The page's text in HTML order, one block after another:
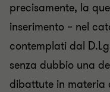
precisamente, la
inserimento – nel
contemplati dal
senza dubbio una
dibattute in materia